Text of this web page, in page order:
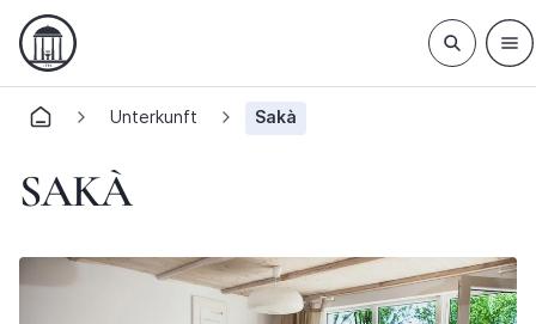
Unterkunft Sakà
SAKÀ